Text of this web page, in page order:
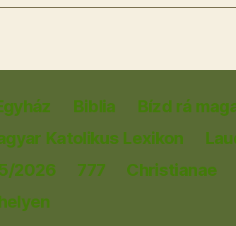
Biblia
Bízd rá
Katolikus Lexikon
2026 777
Christianae